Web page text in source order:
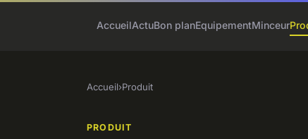
AccueilActuBon planEquipementMinceur
Accueil›Produit
PRODUIT